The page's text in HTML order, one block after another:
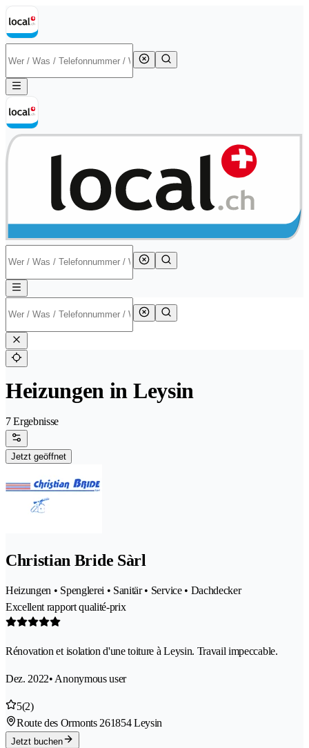
Heizungen in Leysin
7 Ergebnisse
Jetzt geöffnet
Christian Bride Sàrl
Heizungen • Spenglerei • Sanitär • Service • Dachdecker
Excellent rapport qualité-prix
Rénovation et isolation d'une toiture à Leysin. Travail impeccable.
Dez. 2022• Anonymous user
5(2)
Route des Ormonts 261854 Leysin
Jetzt buchen